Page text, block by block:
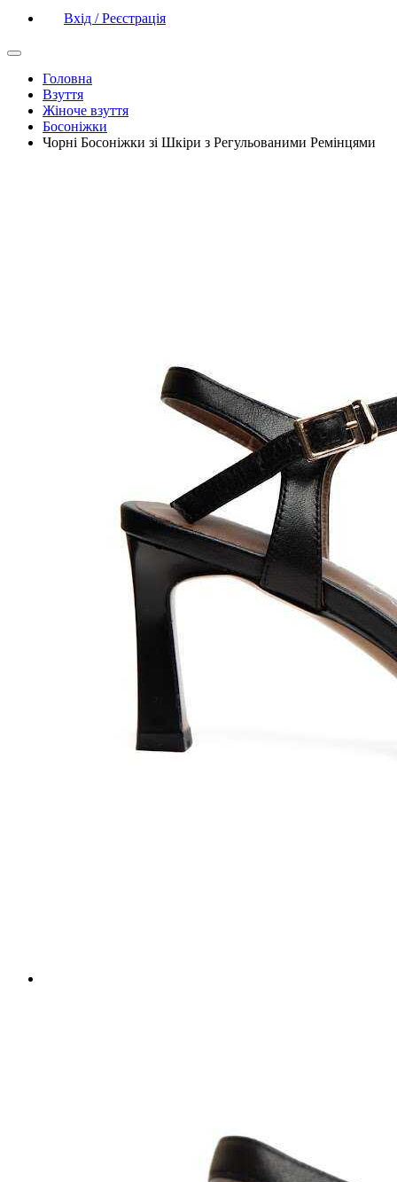
Вхід / Реєстрація
Головна
Взуття
Жіноче взуття
Босоніжки
Чорні Босоніжки зі Шкіри з Регульованими Ремінцями